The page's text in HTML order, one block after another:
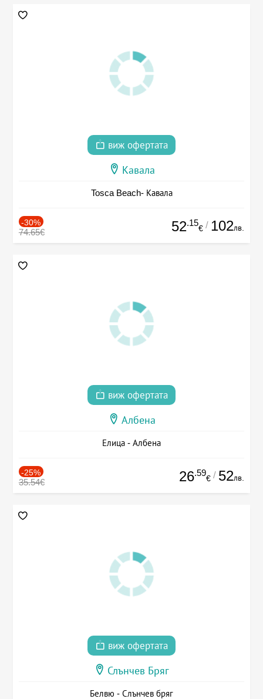
виж офертата
Кавала
Tosca Beach- Кавала
-30%
74.65€ 52.15
€ / 102лв.
виж офертата
Албена
Елица - Албена
-25%
35.54€ 26.59
€ / 52лв.
виж офертата
Слънчев Бряг
Белвю - Слънчев бряг